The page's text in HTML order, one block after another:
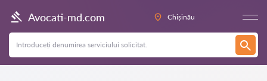
Avocati-md.com Chișinău